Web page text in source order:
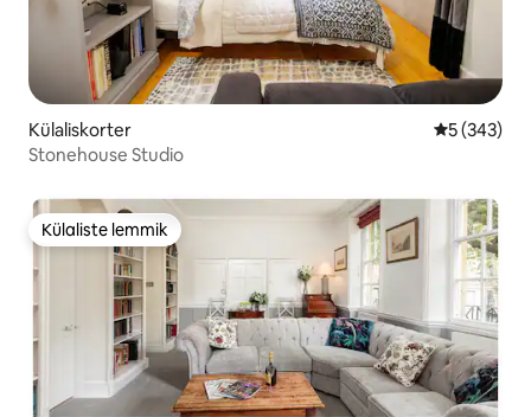
Külaliskorter Keskmine
5 (343)
Stonehouse Studio
Külaliste lemmik
Külaliste lemmik